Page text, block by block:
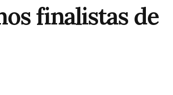
finalistas de